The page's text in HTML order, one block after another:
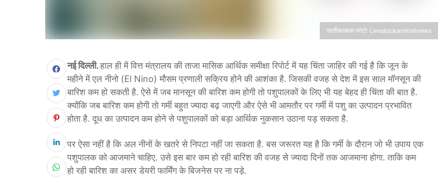
प्रतीकात्मक फोटो: Livestockanimalnews
नई ​दिल्ली.हाल ही में वित्त मंत्रालय की ताजा मासिक आर्थिक समीक्षा रिपोर्ट में यह चिंता जाहिर की गई है कि जून के
महीने में एल नीनो (El Nino) मौसम प्रणाली सक्रिय होने की आशंका है. जिसकी वजह से देश में इस साल मॉनसून की
बारिश कम हो सकती है. ऐसे में जब मानसून की बारिश कम होगी तो पशुपालकों के लिए भी यह बेहद ही चिंता की बात है.
क्योंकि जब बारिश कम होगी तो गर्मी बहुत ज्यादा बढ़ जाएगी और ऐसे भी आमतौर पर गर्मी में पशु का उत्पादन प्रभावित
होता है. दूध का उत्पादन कम होने से पशुपालकों को बड़ा आर्थिक नुकसान उठाना पड़ सकता है.
पर ऐसा नहीं है कि अल नीनों के खतरे से निपटा नहीं जा सकता है. बस जरूरत यह है कि गर्मी के दौरान जो भी उपाय एक
पशुपालक को आजमाने चाहिए. उसे इस बार कम हो रही बारिश की वजह से ज्यादा दिनों तक आजमाना होगा. ताकि कम
हो रही बारिश का असर डेयरी फार्मिंग के बिजनेस पर ना पड़े.